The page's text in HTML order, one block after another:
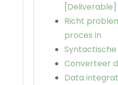
[Deliverable]
Richt
proces in
Converteer
Data